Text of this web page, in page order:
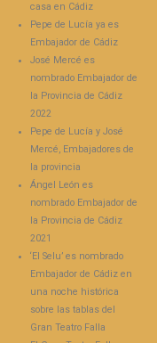
casa en Cádiz
Pepe de Lucía ya es
Embajador de Cádiz
José Mercé es
nombrado Embajador de
la Provincia de Cádiz
2022
Pepe de Lucía y José
Mercé, Embajadores de
la provincia
Ángel León es
nombrado Embajador de
la Provincia de Cádiz
2021
‘El Selu’ es nombrado
Embajador de Cádiz en
una noche histórica
sobre las tablas del
Gran Teatro Falla